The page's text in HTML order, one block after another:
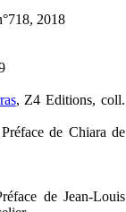
2018
, Z4 Editions, coll.
de Chiara de
de Jean-Louis